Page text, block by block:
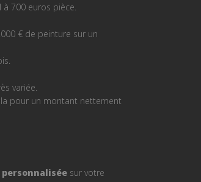
700 euros pièce.
€ de peinture sur un
variée.
pour un montant nettement
personnalisée sur votre